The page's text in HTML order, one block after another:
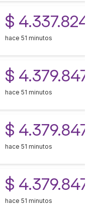
$ 4.337.824
hace 51 minutos
$ 4.379.847
hace 51 minutos
$ 4.379.847
hace 51 minutos
$ 4.379.847
hace 51 minutos